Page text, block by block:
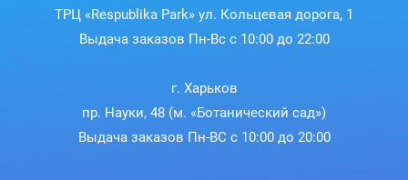
ТРЦ «Respublika Park» ул. Кольцевая дорога, 1
Выдача заказов Пн-Вс с 10:00 до 22:00
г. Харьков
пр. Науки, 48 (м. «Ботанический сад»)
Выдача заказов Пн-ВС с 10:00 до 20:00